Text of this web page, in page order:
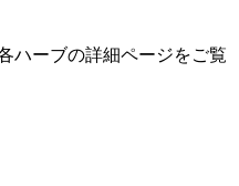
ハーブの詳細ページをご覧